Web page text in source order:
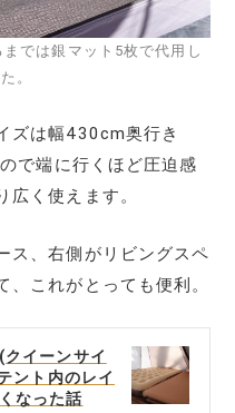
では銀マット5枚で代用し
。
ズは幅430cm奥行き
で端に行くほど圧迫感
く使えます。
ス、右側がリビングスペ
これがとっても便利。
イーンサイ
ント内のレイ
なった話